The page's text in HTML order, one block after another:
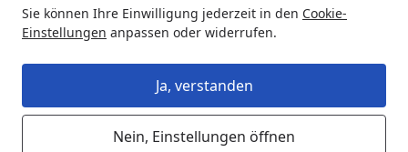
Sie können Ihre Einwilligung jederzeit in den Cookie-
Einstellungen anpassen oder widerrufen.
Ja, verstanden
Nein, Einstellungen öffnen